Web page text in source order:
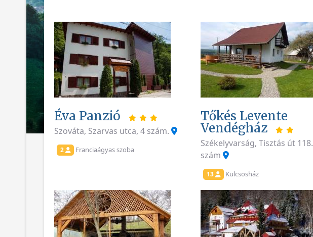
Éva Panzió
Szováta, Szarvas utca, 4 szám.
2 Franciaágyas szoba
Tőkés Levente
Vendégház
Székelyvarság, Tisztás út 118.
szám
13 Kulcsosház